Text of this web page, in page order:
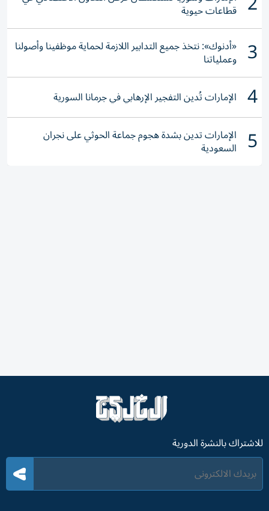
قطاعات حيوية
3 «أدنوك»: نتخذ جميع التدابير اللازمة لحماية موظفينا وأصولنا
وعملياتنا
4 الإمارات تُدين التفجير الإرهابي في جرمانا السورية
5 الإمارات تدين بشدة هجوم جماعة الحوثي على نجران
السعودية
للاشتراك بالنشرة الدورية